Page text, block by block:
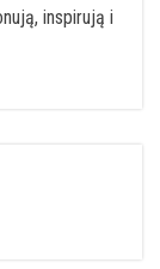
inspirują i